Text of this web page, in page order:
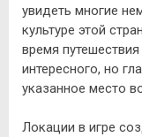
увидеть многие
культуре этой
время
интересного, но
указанное место
Локации в игре